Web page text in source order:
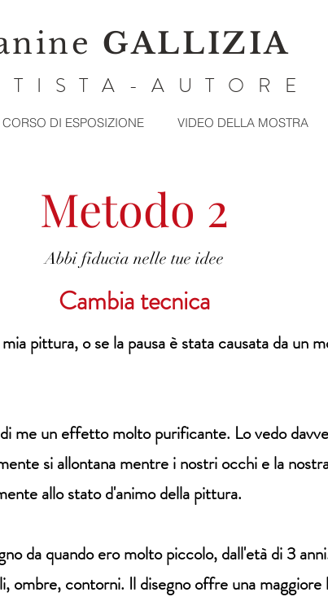
GALLIZIA
AUTORE
CORSO DI ESPOSIZIONE VIDEO DELLA MOSTRA
Metodo 2
Abbi fiducia nelle tue idee
Cambia tecnica
pittura, o se la pausa è stata causata da un
me un effetto molto purificante. Lo vedo
si allontana mentre i nostri occhi e la
allo stato d'animo della pittura.
da quando ero molto piccolo, dall'età di 3
ombre, contorni. Il disegno offre una